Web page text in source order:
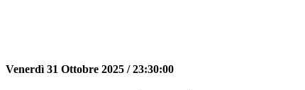
Venerdì 31 Ottobre 2025 /23:30:00